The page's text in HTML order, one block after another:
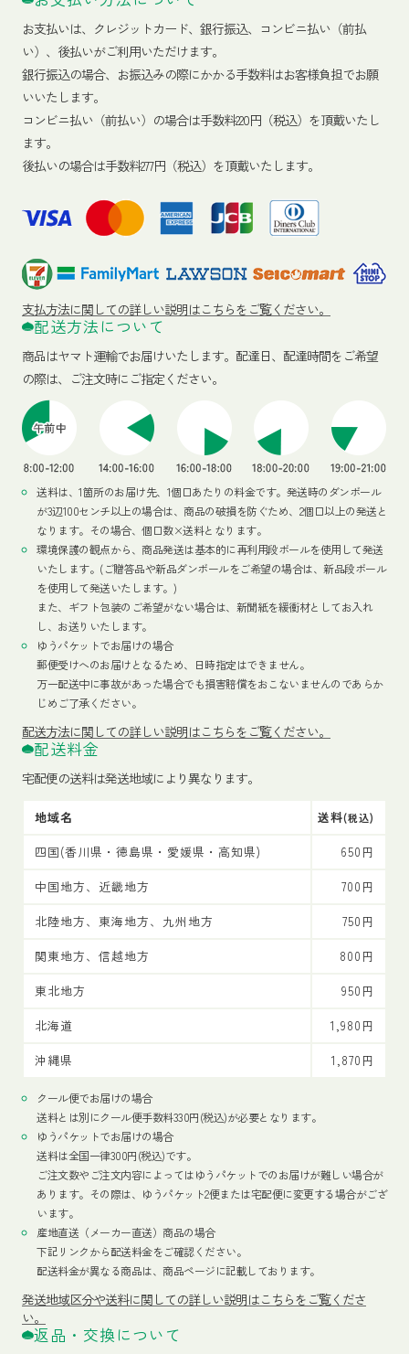
お支払いは、クレジットカード、銀行振込、コンビニ払い（前払
い）、後払いがご利用いただけます。
銀行振込の場合、お振込みの際にかかる手数料はお客様負担でお願
いいたします。
コンビニ払い（前払い）の場合は手数料220円（税込）を頂戴いたし
ます。
後払いの場合は手数料277円（税込）を頂戴いたします。
支払方法に関しての詳しい説明はこちらをご覧ください。
配送方法について
商品はヤマト運輸でお届けいたします。 配達日、配達時間をご希望
の際は、ご注文時にご指定ください。
送料は、1箇所のお届け先、1個口あたりの料金です。発送時のダンボール
が3辺100センチ以上の場合は、商品の破損を防ぐため、2個口以上の発送と
なります。その場合、個口数×送料となります。
環境保護の観点から、商品発送は基本的に再利用段ボールを使用して発送
いたします。(ご贈答品や新品ダンボールをご希望の場合は、新品段ボール
を使用して発送いたします。)
また、ギフト包装のご希望がない場合は、新聞紙を緩衝材としてお入れ
し、お送りいたします。
ゆうパケットでお届けの場合
郵便受けへのお届けとなるため、日時指定はできません。
万一配送中に事故があった場合でも損害賠償をおこないませんのであらか
じめご了承ください。
配送方法に関しての詳しい説明はこちらをご覧ください。
配送料金
宅配便の送料は発送地域により異なります。
地域名 送料(税込)
四国(香川県・徳島県・愛媛県・高知県)
650円
中国地方、近畿地方
700円
北陸地方、東海地方、九州地方
750円
関東地方、信越地方
800円
東北地方
950円
北海道
1,980円
沖縄県
1,870円
クール便でお届けの場合
送料とは別にクール便手数料330円(税込)が必要となります。
ゆうパケットでお届けの場合
送料は全国一律300円(税込)です。
ご注文数やご注文内容によってはゆうパケットでのお届けが難しい場合が
あります。その際は、ゆうパケット2便または宅配便に変更する場合がござ
います。
産地直送（メーカー直送）商品の場合
下記リンクから配送料金をご確認ください。
配送料金が異なる商品は、商品ページに記載しております。
発送地域区分や送料に関しての詳しい説明はこちらをご覧くださ
い。
返品・交換について